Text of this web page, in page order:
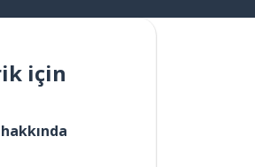
için